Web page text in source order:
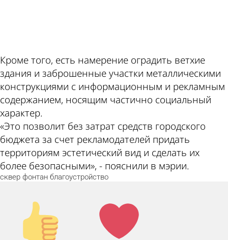
Кроме того, есть намерение оградить ветхие
здания и заброшенные участки металлическими
конструкциями с информационным и рекламным
содержанием, носящим частично социальный
характер.
«Это позволит без затрат средств городского
бюджета за счет рекламодателей придать
территориям эстетический вид и сделать их
более безопасными», - пояснили в мэрии.
сквер фонтан благоустройство
Палец
вверх!
Лайк!